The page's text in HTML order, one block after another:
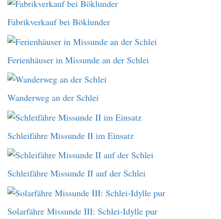
Fabrikverkauf bei Böklunder
Ferienhäuser in Missunde an der Schlei
Wanderweg an der Schlei
Schleifähre Missunde II im Einsatz
Schleifähre Missunde II auf der Schlei
Solarfähre Missunde III: Schlei-Idylle pur